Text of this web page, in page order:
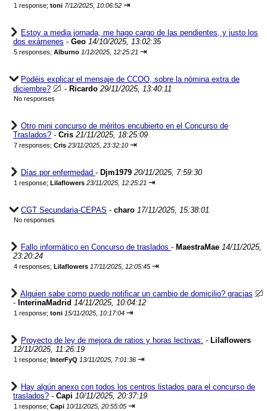
1 response; toni 7/12/2025, 10:06:52 ⇥
Estoy a media jornada, me hago cargo de las pendientes, y justo los
dos exámenes - Geo 14/10/2025, 13:02:35
5 responses; Alburno 1/12/2025, 12:25:21 ⇥
Podéis explicar el mensaje de CCOO, sobre la nómina extra de
diciembre?
- Ricardo 29/11/2025, 13:40:11
No responses
Otro mini concurso de méritos encubierto en el Concurso de
Traslados? - Cris 21/11/2025, 18:25:09
7 responses; Cris 23/11/2025, 23:32:10 ⇥
Días por enfermedad - Djm1979 20/11/2025, 7:59:30
1 response; Lilaflowers 23/11/2025, 12:25:21 ⇥
CGT Secundaria-CEPAS - charo 17/11/2025, 15:38:01
No responses
Fallo informático en Concurso de traslados - MaestraMae 14/11/2025,
23:20:24
4 responses; Lilaflowers 17/11/2025, 12:05:45 ⇥
Alguien sabe como puedo notificar un cambio de domicilio? gracias
- InterinaMadrid 14/11/2025, 10:04:12
1 response; toni 15/11/2025, 10:17:04 ⇥
Proyecto de ley de mejora de ratios y horas lectivas: - Lilaflowers
12/11/2025, 11:26:19
1 response; InterFyQ 13/11/2025, 7:01:36 ⇥
Hay algún anexo con todos los centros listados para el concurso de
traslados? - Capi 10/11/2025, 20:37:19
1 response; Capi 10/11/2025, 20:55:05 ⇥